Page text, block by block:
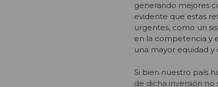
generando mejores
evidente que estas
urgentes, como un
en la competencia y
una mayor equidad y
Si bien nuestro país
de dicha inversión